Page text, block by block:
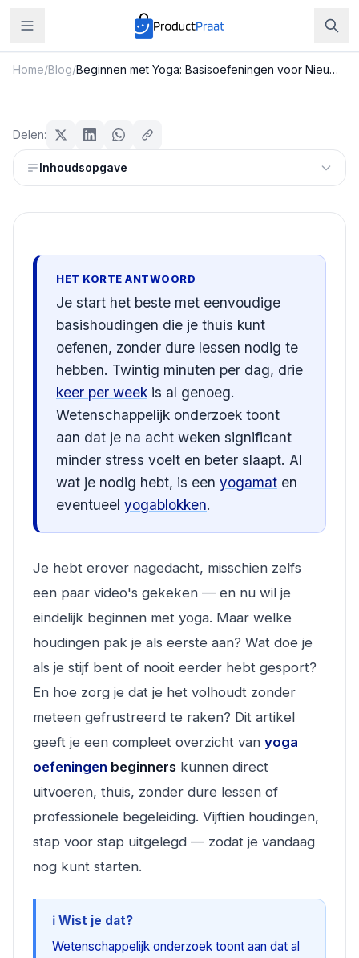
Home/Blog/ Beginnen met Yoga: Basisoefeningen voor Nieuwkomers
Beginnen met Yoga:
Basisoefeningen voor
Nieuwkomers
Redactie ProductPraat
Delen:
Inhoudsopgave
HET KORTE ANTWOORD
Je start het beste met eenvoudige
basishoudingen die je thuis kunt
oefenen, zonder dure lessen nodig te
hebben. Twintig minuten per dag, drie
keer per week is al genoeg.
Wetenschappelijk onderzoek toont
aan dat je na acht weken significant
minder stress voelt en beter slaapt. Al
wat je nodig hebt, is een yogamat en
eventueel yogablokken.
Je hebt erover nagedacht, misschien zelfs
een paar video's gekeken — en nu wil je
eindelijk beginnen met yoga. Maar welke
houdingen pak je als eerste aan? Wat doe je
als je stijf bent of nooit eerder hebt gesport?
En hoe zorg je dat je het volhoudt zonder
meteen gefrustreerd te raken? Dit artikel
geeft je een compleet overzicht van yoga
oefeningen beginners kunnen direct
uitvoeren, thuis, zonder dure lessen of
professionele begeleiding. Vijftien houdingen,
stap voor stap uitgelegd — zodat je vandaag
nog kunt starten.
ℹ️ Wist je dat?
Wetenschappelijk onderzoek toont aan dat al